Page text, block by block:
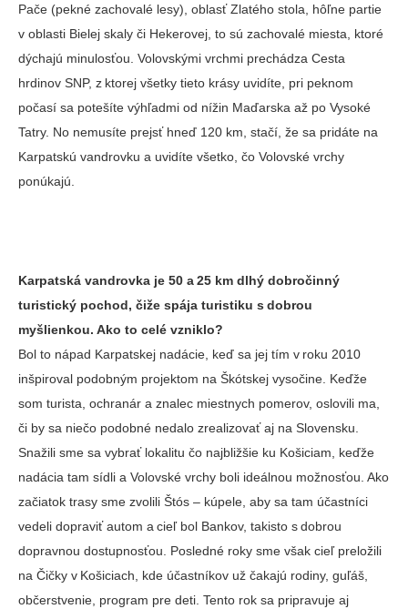
Pače (pekné zachovalé lesy), oblasť Zlatého stola, hôľne partie
v oblasti Bielej skaly či Hekerovej, to sú zachovalé miesta, ktoré
dýchajú minulosťou. Volovskými vrchmi prechádza Cesta
hrdinov SNP, z ktorej všetky tieto krásy uvidíte, pri peknom
počasí sa potešíte výhľadmi od nížin Maďarska až po Vysoké
Tatry. No nemusíte prejsť hneď 120 km, stačí, že sa pridáte na
Karpatskú vandrovku a uvidíte všetko, čo Volovské vrchy
ponúkajú.
Karpatská vandrovka je 50 a 25 km dlhý dobročinný
turistický pochod, čiže spája turistiku s dobrou
myšlienkou. Ako to celé vzniklo?
Bol to nápad Karpatskej nadácie, keď sa jej tím v roku 2010
inšpiroval podobným projektom na Škótskej vysočine. Keďže
som turista, ochranár a znalec miestnych pomerov, oslovili ma,
či by sa niečo podobné nedalo zrealizovať aj na Slovensku.
Snažili sme sa vybrať lokalitu čo najbližšie ku Košiciam, keďže
nadácia tam sídli a Volovské vrchy boli ideálnou možnosťou. Ako
začiatok trasy sme zvolili Štós – kúpele, aby sa tam účastníci
vedeli dopraviť autom a cieľ bol Bankov, takisto s dobrou
dopravnou dostupnosťou. Posledné roky sme však cieľ preložili
na Čičky v Košiciach, kde účastníkov už čakajú rodiny, guľáš,
občerstvenie, program pre deti. Tento rok sa pripravuje aj